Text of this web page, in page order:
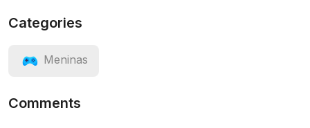
Categories
Meninas
Comments